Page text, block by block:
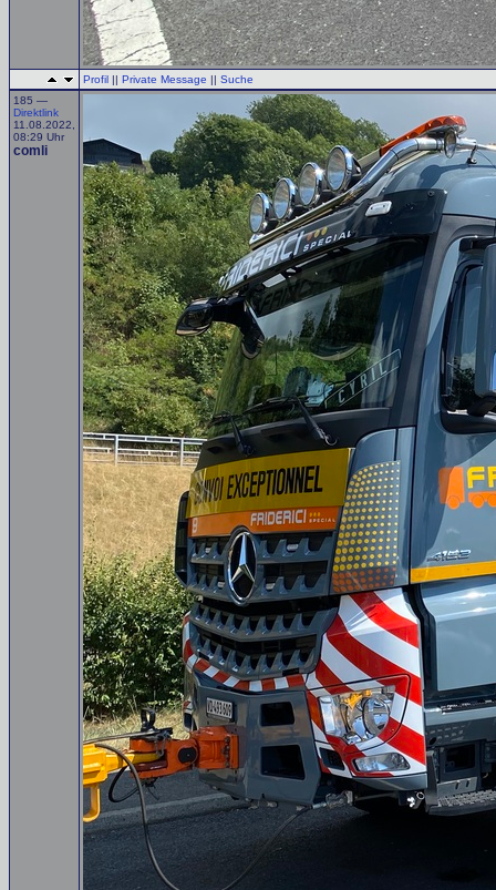
Profil || Private Message || Suche
185 —
Direktlink
11.08.2022,
08:29 Uhr
comli